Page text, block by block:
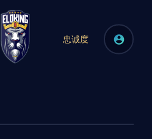
忠诚度